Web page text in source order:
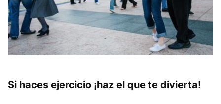
Si haces ejercicio ¡haz el que te divierta!